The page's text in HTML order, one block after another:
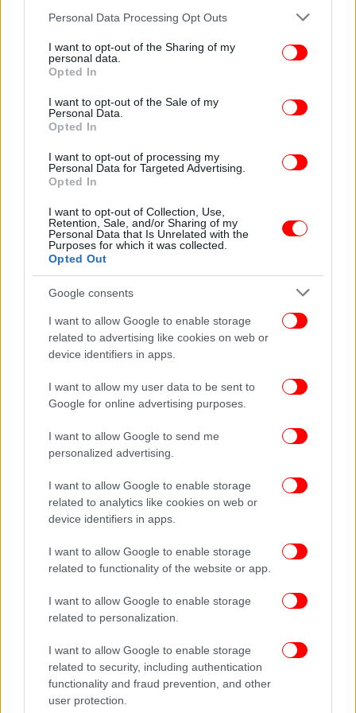
Please note that this website/app uses one or more Google
not limited to your visit or usage behaviour. You may click to
grant or deny consent to Google and its third-party tags to
use your data for below specified purposes in below Google
consent section.
Personal Data Processing Opt Outs
I want to opt-out of the Sharing of my
personal data.
Opted In
I want to opt-out of the Sale of my
Personal Data.
Opted In
I want to opt-out of processing my
Personal Data for Targeted Advertising.
Opted In
I want to opt-out of Collection, Use,
Retention, Sale, and/or Sharing of my
Personal Data that Is Unrelated with the
Purposes for which it was collected.
Opted Out
Google consents
I want to allow Google to enable storage
related to advertising like cookies on web or
device identifiers in apps.
I want to allow my user data to be sent to
Google for online advertising purposes.
I want to allow Google to send me
personalized advertising.
I want to allow Google to enable storage
related to analytics like cookies on web or
device identifiers in apps.
I want to allow Google to enable storage
related to functionality of the website or app.
I want to allow Google to enable storage
related to personalization.
I want to allow Google to enable storage
related to security, including authentication
functionality and fraud prevention, and other
user protection.
Στην Κορτίνα παρέλασε η πρωταθλήτρια του
αλπικού σκι Μαρία Ελένη Τσιόβολου, ενώ στην
αποστολή θα ενσωματωθεί αργότερα και ο
Αλέξανδρος Γκιννής.
Δείτε την παρέλαση της ελληνικής αποστολής στην
Τελετή Έναρξης των Χειμερινών Ολυμπιακών Αγώνων